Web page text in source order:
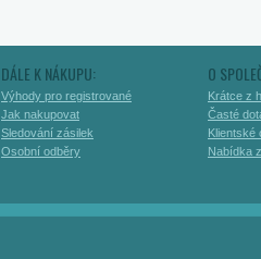
DÁLE K NÁKUPU:
Výhody pro registrované
Jak nakupovat
Sledování zásilek
Osobní odběry
O
Krátce z
Časté
Klientské
Nabídka